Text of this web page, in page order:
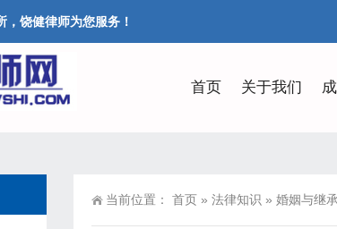
饶健律师为您服务！
首页 关于我们
当前位置： 首页 » 法律知识 » 婚姻与继承